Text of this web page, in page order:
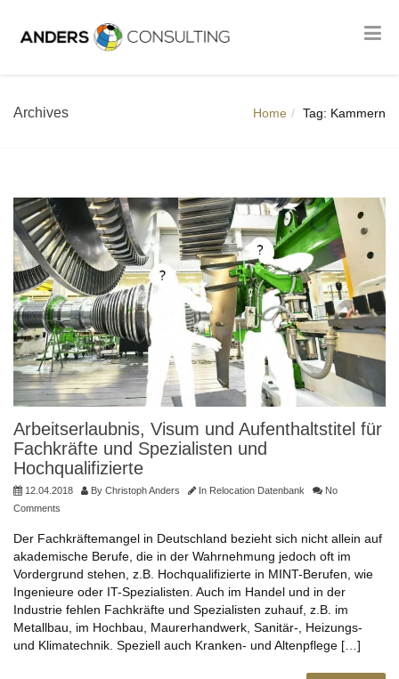
Archives Home Tag: Kammern
Arbeitserlaubnis, Visum und Aufenthaltstitel für
Fachkräfte und Spezialisten und
Hochqualifizierte
12.04.2018 By Christoph Anders In Relocation Datenbank
No
Comments
Der Fachkräftemangel in Deutschland bezieht sich nicht allein auf
akademische Berufe, die in der Wahrnehmung jedoch oft im
Vordergrund stehen, z.B. Hochqualifizierte in MINT-Berufen, wie
Ingenieure oder IT-Spezialisten. Auch im Handel und in der
Industrie fehlen Fachkräfte und Spezialisten zuhauf, z.B. im
Metallbau, im Hochbau, Maurerhandwerk, Sanitär-, Heizungs-
und Klimatechnik. Speziell auch Kranken- und Altenpflege […]